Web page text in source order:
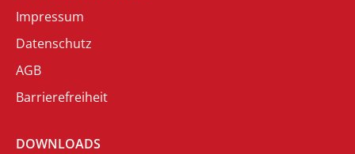
Impressum
Datenschutz
AGB
Barrierefreiheit
DOWNLOADS